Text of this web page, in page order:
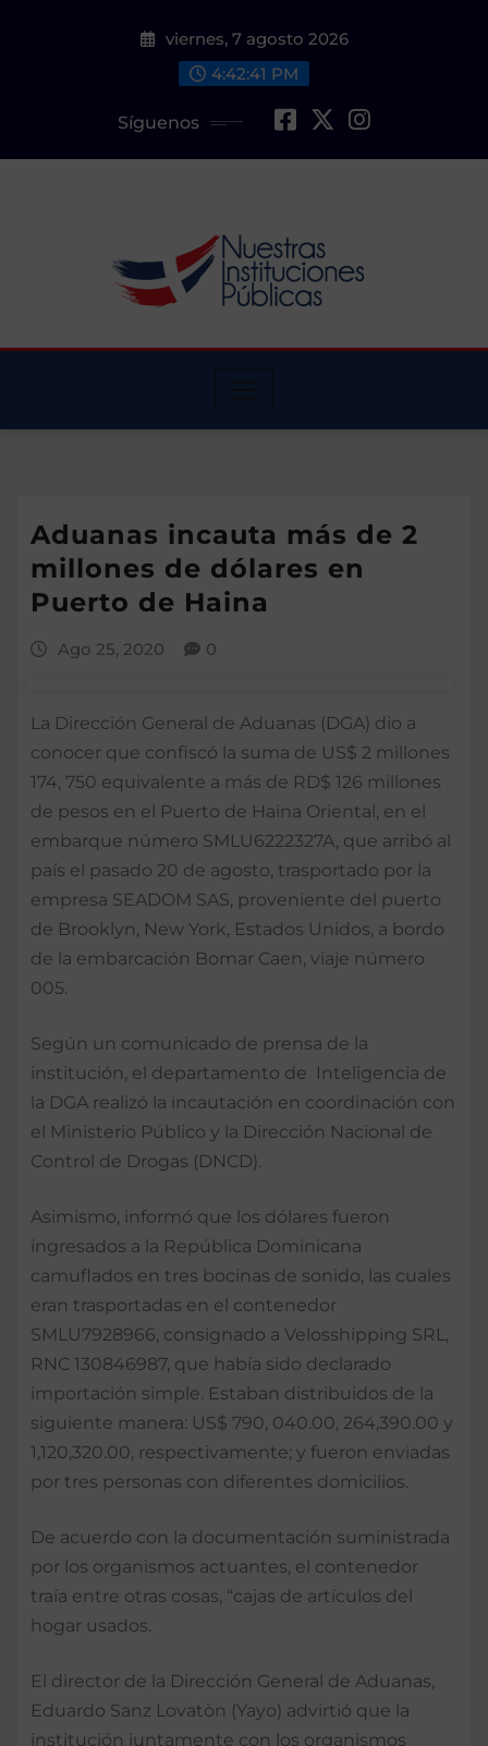
viernes, 7 agosto 2026
4:42:42 PM
Síguenos
Aduanas incauta más de 2
millones de dólares en
Puerto de Haina
Ago 25, 2020 0
La Dirección General de Aduanas (DGA) dio a
conocer que confiscó la suma de US$ 2 millones
174, 750 equivalente a más de RD$ 126 millones
de pesos en el Puerto de Haina Oriental, en el
embarque número SMLU6222327A, que arribó al
país el pasado 20 de agosto, trasportado por la
empresa SEADOM SAS, proveniente del puerto
de Brooklyn, New York, Estados Unidos, a bordo
de la embarcación Bomar Caen, viaje número
005.
Según un comunicado de prensa de la
institución, el departamento de Inteligencia de
la DGA realizó la incautación en coordinación con
el Ministerio Público y la Dirección Nacional de
Control de Drogas (DNCD).
Asimismo, informó que los dólares fueron
ingresados a la República Dominicana
camuflados en tres bocinas de sonido, las cuales
eran trasportadas en el contenedor
SMLU7928966, consignado a Velosshipping SRL,
RNC 130846987, que había sido declarado
importación simple. Estaban distribuidos de la
siguiente manera: US$ 790, 040.00, 264,390.00 y
1,120,320.00, respectivamente; y fueron enviadas
por tres personas con diferentes domicilios.
De acuerdo con la documentación suministrada
por los organismos actuantes, el contenedor
traía entre otras cosas, “cajas de artículos del
hogar usados.
El director de la Dirección General de Aduanas,
Eduardo Sanz Lovatòn (Yayo) advirtió que la
institución juntamente con los organismos